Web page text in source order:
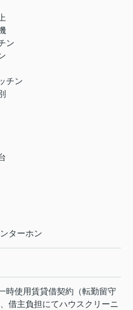
ン
チン
ターホン
時使用賃貸借契約（転勤留守
借主負担にてハウスクリーニ